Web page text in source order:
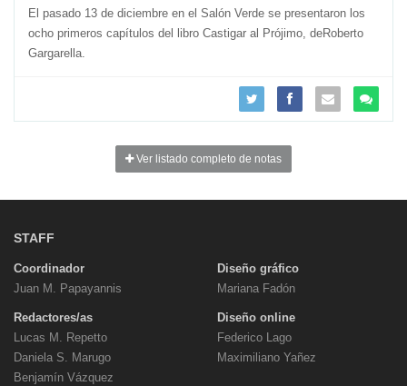
El pasado 13 de diciembre en el Salón Verde se presentaron los
ocho primeros capítulos del libro Castigar al Prójimo, deRoberto
Gargarella.
Ver listado completo de notas
STAFF
Coordinador
Juan M. Papayannis
Redactores/as
Lucas M. Repetto
Daniela S. Marugo
Benjamín Vázquez
Diseño gráfico
Mariana Fadón
Diseño online
Federico Lago
Maximiliano Yañez